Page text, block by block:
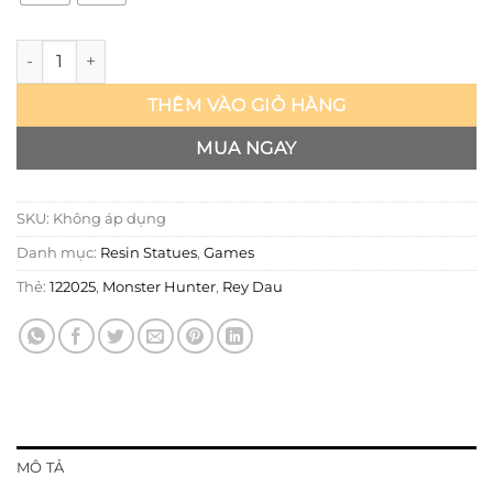
Monster Hunter - Rey Dau - Sword & Wing số lượng
THÊM VÀO GIỎ HÀNG
MUA NGAY
SKU: Không áp dụng
Danh mục: Resin Statues, Games
Thẻ: 122025, Monster Hunter, Rey Dau
MÔ TẢ